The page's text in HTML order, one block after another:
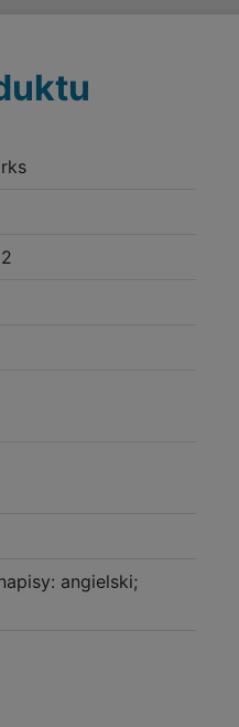
angielski;